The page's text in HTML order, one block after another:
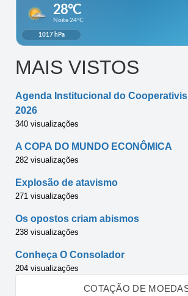
MAIS VISTOS
Agenda Institucional do
2026
340 visualizações
A COPA DO MUNDO ECONÔMICA
282 visualizações
Explosão de atavismo
271 visualizações
Os opostos criam abismos
238 visualizações
Conheça O Consolador
204 visualizações
COTAÇÃO DE